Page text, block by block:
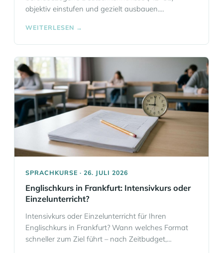
objektiv einstufen und gezielt ausbauen.
Frankfurt – WiDaF vs. WiDaF Basic, flexible
Formate für HR, Banking, Legal & Co.
WEITERLESEN →
SPRACHKURSE · 26. JULI 2026
Englischkurs in Frankfurt: Intensivkurs oder
Einzelunterricht?
Intensivkurs oder Einzelunterricht für Ihren
Englischkurs in Frankfurt? Wann welches Format
schneller zum Ziel führt – nach Zeitbudget,